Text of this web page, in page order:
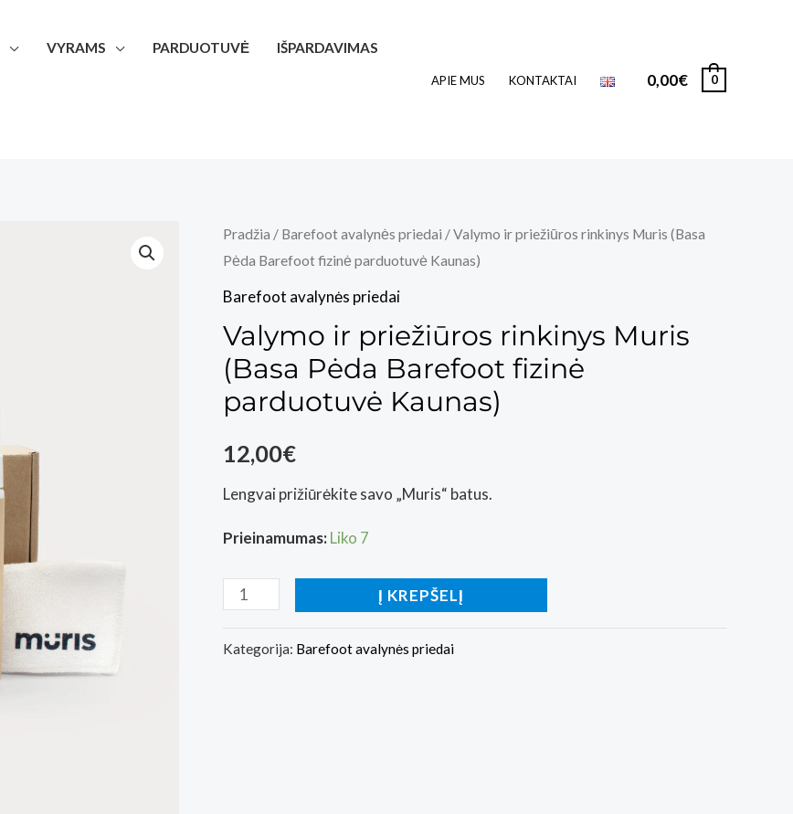
VYRAMS PARDUOTUVĖ IŠPARDAVIMAS
APIE MUS KONTAKTAI 0,00€ 0
Pradžia / Barefoot avalynės priedai / Valymo ir priežiūros rinkinys Muris (Basa
Pėda Barefoot fizinė parduotuvė Kaunas)
Barefoot avalynės priedai
Valymo ir priežiūros rinkinys Muris
(Basa Pėda Barefoot fizinė
parduotuvė Kaunas)
12,00€
Lengvai prižiūrėkite savo „Muris“ batus.
Prieinamumas:Liko 7
produkto
Valymo
Į KREPŠELĮ
Kategorija: Barefoot avalynės priedai